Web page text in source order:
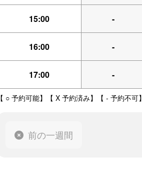
15:00 -
16:00 -
17:00 -
【 ○ 予約可能】【 X 予約済み】【 - 予約不可】
前の一週間